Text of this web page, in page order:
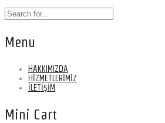
Menu
HAKKIMIZDA
HİZMETLERİMİZ
İLETİŞİM
Mini Cart